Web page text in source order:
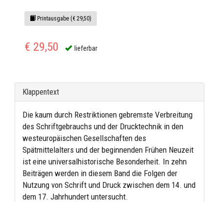
Printausgabe (€ 29,50)
€ 29,50 lieferbar
Klappentext
Die kaum durch Restriktionen gebremste Verbreitung
des Schriftgebrauchs und der Drucktechnik in den
westeuropäischen Gesellschaften des
Spätmittelalters und der beginnenden Frühen Neuzeit
ist eine universalhistorische Besonderheit. In zehn
Beiträgen werden in diesem Band die Folgen der
Nutzung von Schrift und Druck zwischen dem 14. und
dem 17. Jahrhundert untersucht.